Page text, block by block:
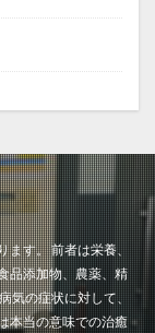
す。 前者は栄養、
品添加物、農薬、精
気の症状に対して、
本当の意味での治癒